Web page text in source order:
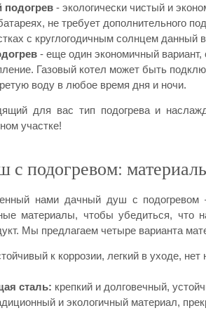
- экологически чистый и
не требует дополнительного
с круглогодичным солнцем данный
- еще один экономичный
Газовый котел может быть
воду в любое время дня и ночи.
для вас тип подогрева и
участке!
с подогревом:
нами дачный душ с
материалы, чтобы убедиться,
Мы предлагаем четыре варианта
к коррозии, легкий в уходе,
сталь: крепкий и долговечный,
и экологичный материал,